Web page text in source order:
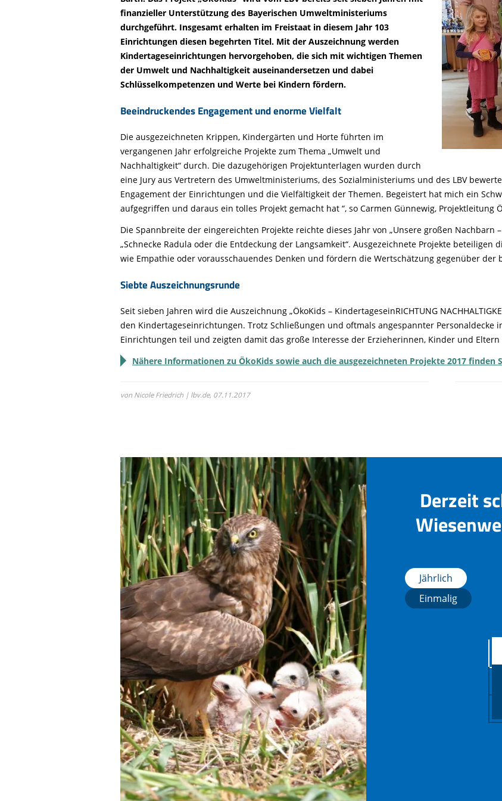
bestellen
Biologische Vielfalt
Naturverträgliche Energiewende
Atomkraft
Flächenversiegelung
Wald und Forstwirtschaft
Kormoran
Moorschutz ist Klimaschutz
Jagd in Bayern
Landwirtschaft
Lebendige Flüsse
Sichere Stromleitungen
Fischerei
Life-Natur-Projekte
Life-Projekt Keiljungfer
Life-Projekt Kalktuffquellen
Life-Projekt Rohrdommel
Auffangstation
International
Burkina Faso
Vogelmord
Gobibär
Kuckuck
Wiesenweihen schützen
Weißstorch-
FAQs
Achtsamkeit &
Vogelbeobachtung
Fortbildungen
finanzieller Unterstützung des Bayerischen Umweltministeriums
durchgeführt. Insgesamt erhalten im Freistaat in diesem Jahr 103
Einrichtungen diesen begehrten Titel. Mit der Auszeichnung werden
Kindertageseinrichtungen hervorgehoben, die sich mit wichtigen Themen
der Umwelt und Nachhaltigkeit auseinandersetzen und dabei
Schlüsselkompetenzen und Werte bei Kindern fördern.
Beeindruckendes Engagement und enorme Vielfalt
Die ausgezeichneten Krippen, Kindergärten und Horte führten im
vergangenen Jahr erfolgreiche Projekte zum Thema „Umwelt und
Nachhaltigkeit“ durch. Die dazugehörigen Projektunterlagen wurden durch
eine Jury aus Vertretern des Umweltministeriums, des Sozialministeriums und des LBV
Engagement der Einrichtungen und die Vielfältigkeit der Themen. Begeistert hat mich ein
aufgegriffen und daraus ein tolles Projekt gemacht hat “, so Carmen Günnewig, Projektleitung
Die Spannbreite der eingereichten Projekte reichte dieses Jahr von „Unsere großen
„Schnecke Radula oder die Entdeckung der Langsamkeit“. Ausgezeichnete Projekte
wie Empathie oder vorausschauendes Denken und fördern die Wertschätzung gegenüber
Siebte Auszeichnungsrunde
Seit sieben Jahren wird die Auszeichnung „ÖkoKids – KindertageseinRICHTUNG
den Kindertageseinrichtungen. Trotz Schließungen und oftmals angespannter Personaldecke
Einrichtungen teil und zeigten damit das große Interesse der Erzieherinnen, Kinder und
Nähere Informationen zu ÖkoKids sowie auch die ausgezeichneten Projekte 2017 finden
von Nicole Friedrich | lbv.de, 07.11.2017
Derzeit
Jährlich
Einmalig